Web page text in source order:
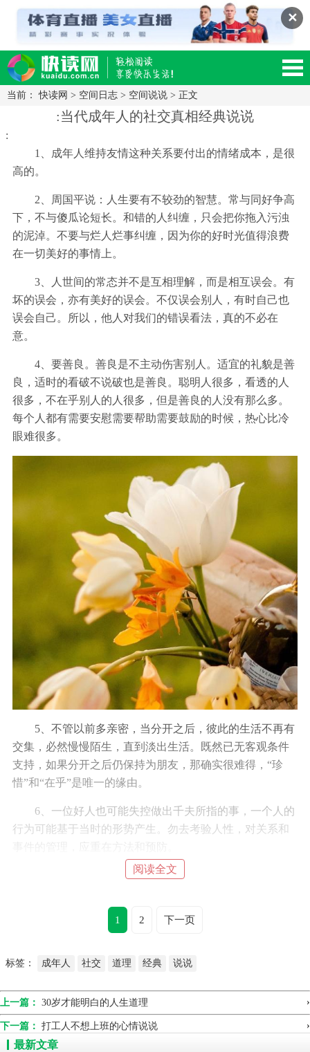
✕
读网-轻松阅读,快乐生活移动版
当前：快读网 > 空间日志 > 空间说说 > 正文
:当代成年人的社交真相经典说说
:
1、成年人维持友情这种关系要付出的情绪成本，是很
高的。
2、周国平说：人生要有不较劲的智慧。常与同好争高
下，不与傻瓜论短长。和错的人纠缠，只会把你拖入污浊
的泥淖。不要与烂人烂事纠缠，因为你的好时光值得浪费
在一切美好的事情上。
3、人世间的常态并不是互相理解，而是相互误会。有
坏的误会，亦有美好的误会。不仅误会别人，有时自己也
误会自己。所以，他人对我们的错误看法，真的不必在
意。
4、要善良。善良是不主动伤害别人。适宜的礼貌是善
良，适时的看破不说破也是善良。聪明人很多，看透的人
很多，不在乎别人的人很多，但是善良的人没有那么多。
每个人都有需要安慰需要帮助需要鼓励的时候，热心比冷
眼难很多。
5、不管以前多亲密，当分开之后，彼此的生活不再有
交集，必然慢慢陌生，直到淡出生活。既然已无客观条件
支持，如果分开之后仍保持为朋友，那确实很难得，“珍
惜”和“在乎”是唯一的缘由。
6、一位好人也可能失控做出千夫所指的事，一个人的
行为可能基于当时的形势产生。勿去考验人性，对关系和
7、在长者面前，不要以为能隐瞒一些东西，比如虚
8、每个人都在长大，都会长大，都会看清以前没看清
阅读全文
1 2 下一页
标签： 成年人 社交 道理 经典 说说
上一篇： 30岁才能明白的人生道理 ›
下一篇： 打工人不想上班的心情说说 ›
最新文章